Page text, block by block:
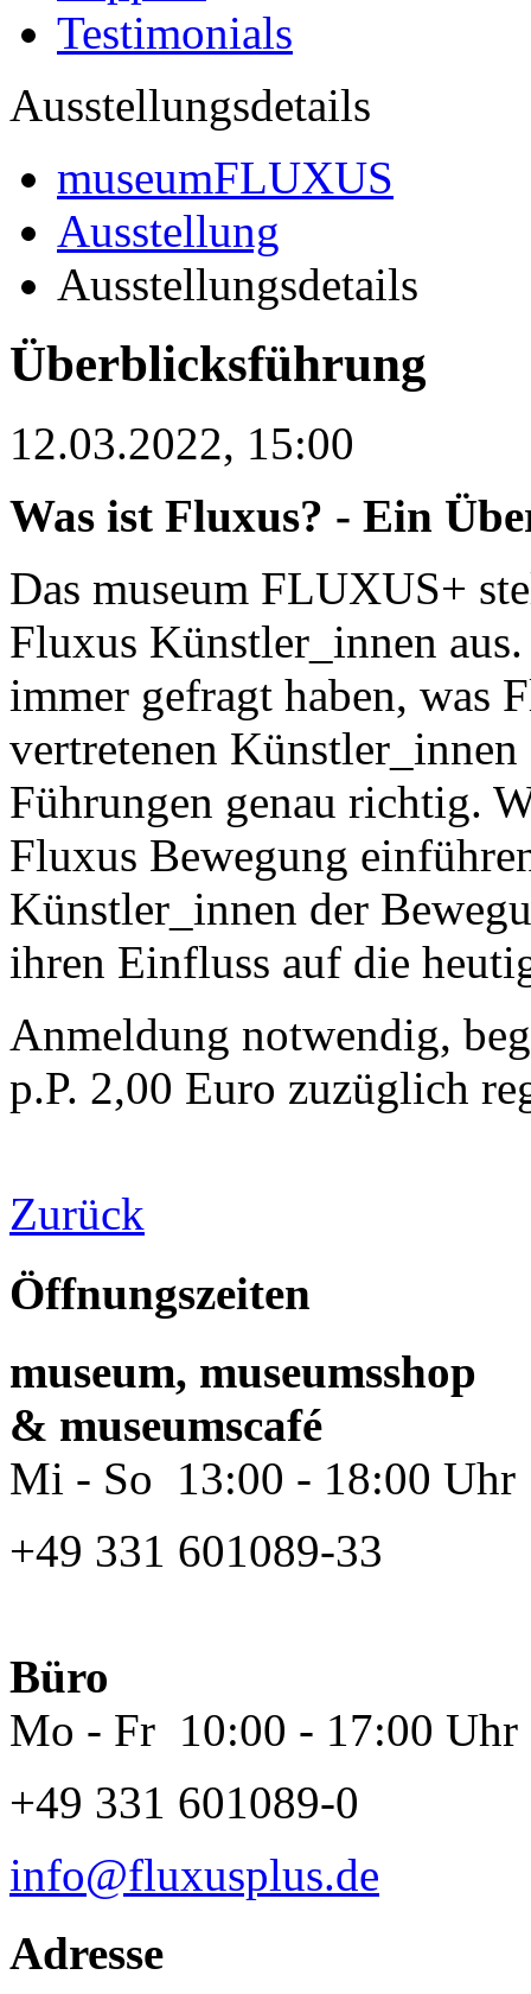
Testimonials
Ausstellungsdetails
museumFLUXUS
Ausstellung
Ausstellungsdetails
Überblicksführung
12.03.2022, 15:00
Was ist Fluxus? - Ein
Das museum FLUXUS+
Fluxus Künstler_innen
immer gefragt haben, was
vertretenen
Führungen genau richtig.
Fluxus Bewegung
Künstler_innen der
ihren Einfluss auf die
Anmeldung notwendig,
p.P. 2,00 Euro zuzüglich
Zurück
Öffnungszeiten
museum, museumsshop
& museumscafé
Mi - So 13:00 - 18:00 Uhr
+49 331 601089-33
Büro
Mo - Fr 10:00 - 17:00 Uhr
+49 331 601089-0
info@fluxusplus.de
Adresse